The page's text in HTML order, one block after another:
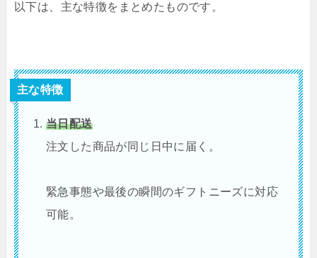
以下は、主な特徴をまとめたものです。
主な特徴
当日配送
注文した商品が同じ日中に届く。
緊急事態や最後の瞬間のギフトニーズに対応
可能。